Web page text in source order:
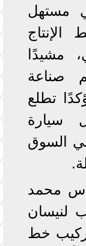
مستهل
الإنتاج
مشيدًا
صناعة
تطلع
سيارة
السوق
محمد
لنيسان
خط